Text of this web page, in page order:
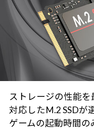
ストレージの性能を
対応したM.2 SSDが
ゲームの起動時間の